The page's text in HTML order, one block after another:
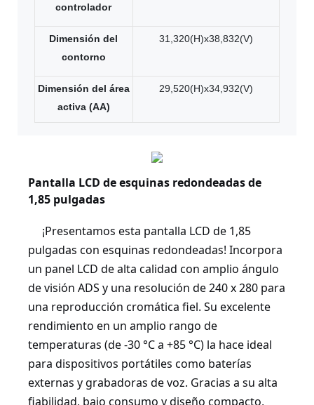
controlador
Dimensión del
contorno
31,320(H)x38,832(V)
Dimensión del área
activa (AA)
29,520(H)x34,932(V)
Pantalla LCD de esquinas redondeadas de
1,85 pulgadas
¡Presentamos esta pantalla LCD de 1,85
pulgadas con esquinas redondeadas! Incorpora
un panel LCD de alta calidad con amplio ángulo
de visión ADS y una resolución de 240 x 280 para
una reproducción cromática fiel. Su excelente
rendimiento en un amplio rango de
temperaturas (de -30 °C a +85 °C) la hace ideal
para dispositivos portátiles como baterías
externas y grabadoras de voz. Gracias a su alta
fiabilidad, bajo consumo y diseño compacto,